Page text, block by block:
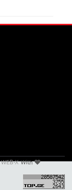
WEB-XWith